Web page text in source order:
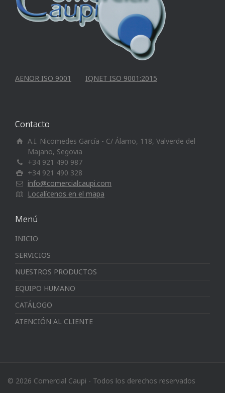
AENOR ISO 9001 IQNET ISO 9001:2015
Contacto
A.I. Nicomedes García - C/ Álamo, 118, Valverde del
Majano, Segovia
+34 921 490 987
+34 921 490 328
info@comercialcaupi.com
Localícenos en el mapa
Menú
INICIO
SERVICIOS
NUESTROS PRODUCTOS
EQUIPO HUMANO
CATÁLOGO
ATENCIÓN AL CLIENTE
© 2026 Comercial Caupi - Todos los derechos reservados